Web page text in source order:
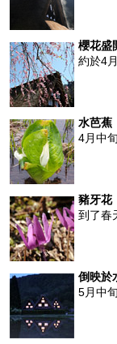
櫻花盛
約於4
水芭蕉
4月中
豬牙花
到了春
倒映於
5月中